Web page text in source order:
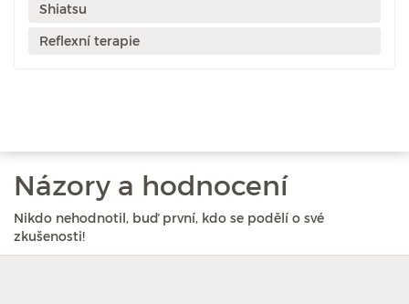
Shiatsu
Reflexní terapie
Názory a hodnocení
Nikdo nehodnotil, buď první, kdo se podělí o své
zkušenosti!